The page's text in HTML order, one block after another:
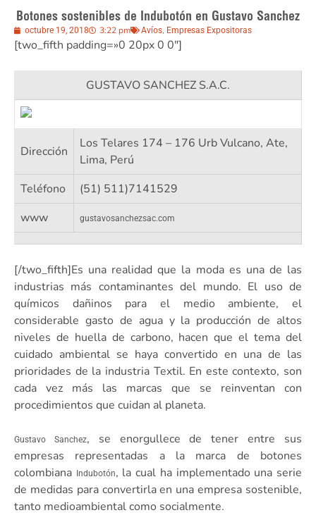
Botones sostenibles de Indubotón en Gustavo Sanchez
octubre 19, 2018 3:22 pm Avíos, Empresas Expositoras
[two_fifth padding=»0 20px 0 0″]
GUSTAVO SANCHEZ S.A.C.
Dirección
Los Telares 174 – 176 Urb Vulcano, Ate,
Lima, Perú
Teléfono
(51) 511)7141529
www
gustavosanchezsac.com
[/two_fifth]Es una realidad que la moda es una de las
industrias más contaminantes del mundo. El uso de
químicos dañinos para el medio ambiente, el
considerable gasto de agua y la producción de altos
niveles de huella de carbono, hacen que el tema del
cuidado ambiental se haya convertido en una de las
prioridades de la industria Textil. En este contexto, son
cada vez más las marcas que se reinventan con
procedimientos que cuidan al planeta.
Gustavo Sanchez, se enorgullece de tener entre sus
empresas representadas a la marca de botones
colombiana Indubotón, la cual ha implementado una serie
de medidas para convertirla en una empresa sostenible,
tanto medioambiental como socialmente.